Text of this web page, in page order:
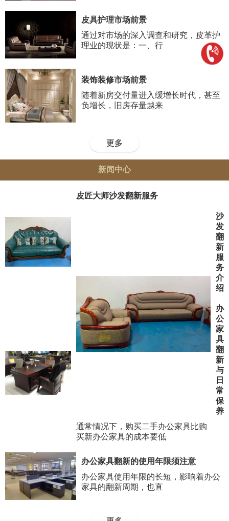
皮具护理市场前景
通过对市场的深入调查和研究，皮革护
理业的现状是：一、行
装饰装修市场前景
随着新房交付量进入缓增长时代，甚至
负增长，旧房存量越来
更多
新闻中心
皮匠大师沙发翻新服务
沙
发
翻
新
服
务
介
绍
办
公
家
具
翻
新
与
日
常
保
养
通常情况下，购买二手办公家具比购
买新办公家具的成本要低
办公家具翻新的使用年限须注意
办公家具使用年限的长短，影响着办公
家具的翻新周期，也直